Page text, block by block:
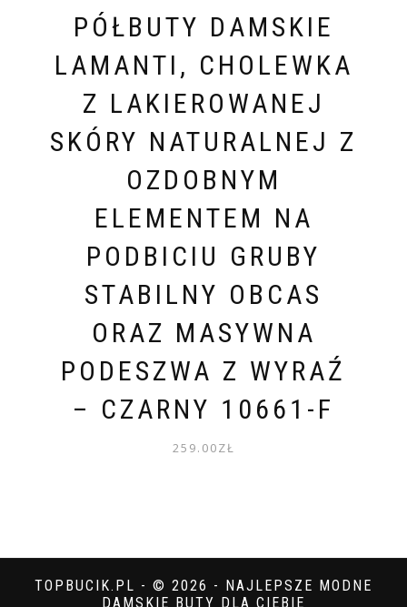
PÓŁBUTY DAMSKIE
LAMANTI, CHOLEWKA
Z LAKIEROWANEJ
SKÓRY NATURALNEJ Z
OZDOBNYM
ELEMENTEM NA
PODBICIU GRUBY
STABILNY OBCAS
ORAZ MASYWNA
PODESZWA Z WYRAŹ
– CZARNY 10661-F
259.00ZŁ
TOPBUCIK.PL - © 2026 - NAJLEPSZE MODNE
DAMSKIE BUTY DLA CIEBIE